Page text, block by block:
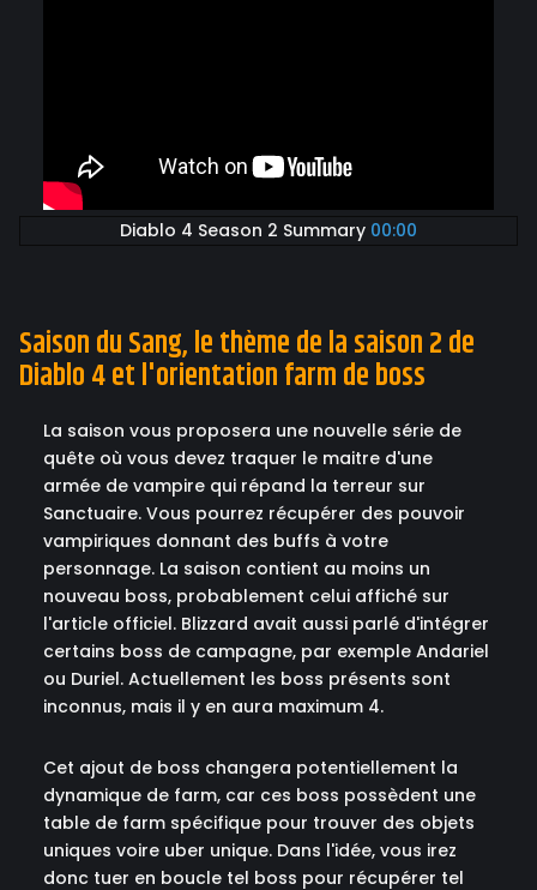
Diablo 4 Season 2 Summary 00:00
Saison du Sang, le thème de la saison 2 de
Diablo 4 et l'orientation farm de boss
La saison vous proposera une nouvelle série de
quête où vous devez traquer le maitre d'une
armée de vampire qui répand la terreur sur
Sanctuaire. Vous pourrez récupérer des pouvoir
vampiriques donnant des buffs à votre
personnage. La saison contient au moins un
nouveau boss, probablement celui affiché sur
l'article officiel. Blizzard avait aussi parlé d'intégrer
certains boss de campagne, par exemple Andariel
ou Duriel. Actuellement les boss présents sont
inconnus, mais il y en aura maximum 4.
Cet ajout de boss changera potentiellement la
dynamique de farm, car ces boss possèdent une
table de farm spécifique pour trouver des objets
uniques voire uber unique. Dans l'idée, vous irez
donc tuer en boucle tel boss pour récupérer tel